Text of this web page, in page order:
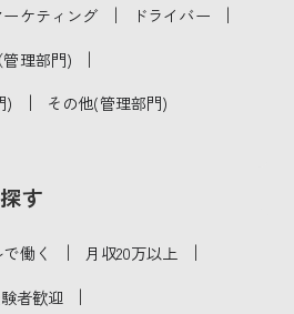
ーケティング ｜ ドライバー ｜
理部門) ｜
) ｜ その他(管理部門)
す
働く ｜ 月収20万以上 ｜
者歓迎 ｜